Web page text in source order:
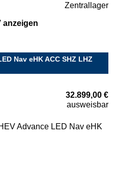
Zentrallager
anzeigen
Nav eHK ACC SHZ LHZ
32.899,00 €
ausweisbar